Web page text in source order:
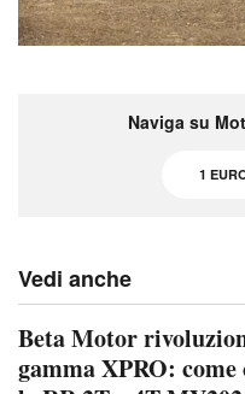
Naviga su
1
Vedi anche
Beta Motor
gamma XPRO: